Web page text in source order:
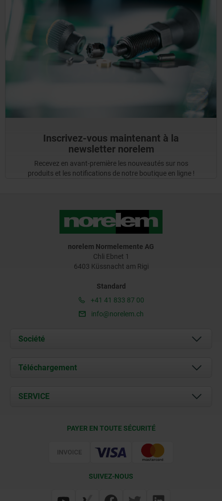
Inscrivez-vous maintenant à la
newsletter norelem
Recevez en avant-première les nouveautés sur nos
produits et les notifications de notre boutique en ligne !
norelem Normelemente AG
Chli Ebnet 1
6403 Küssnacht am Rigi
Standard
+41 41 833 87 00
info@norelem.ch
Société
À propos de nous
Contact
Téléchargement
Documents
SERVICE
PAYER EN TOUTE SÉCURITÉ
SUIVEZ-NOUS